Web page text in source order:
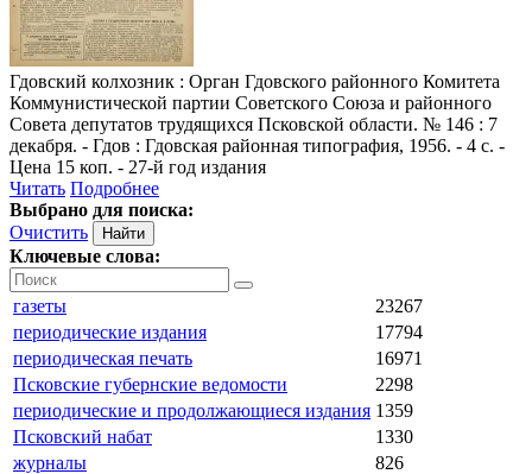
Гдовский колхозник : Орган Гдовского районного Комитета
Коммунистической партии Советского Союза и районного
Совета депутатов трудящихся Псковской области. № 146 : 7
декабря. - Гдов : Гдовская районная типография, 1956. - 4 с. -
Цена 15 коп. - 27-й год издания
Читать Подробнее
Выбрано для поиска:
Очистить
Ключевые слова:
газеты
23267
периодические издания
17794
периодическая печать
16971
Псковские губернские ведомости
2298
периодические и продолжающиеся издания 1359
Псковский набат
1330
журналы
826